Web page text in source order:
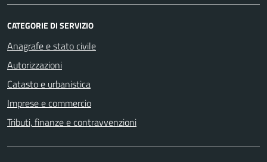
CATEGORIE DI SERVIZIO
Anagrafe e stato civile
Autorizzazioni
Catasto e urbanistica
Imprese e commercio
Tributi, finanze e contravvenzioni